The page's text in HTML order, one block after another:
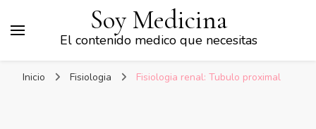
Soy Medicina
El contenido medico que necesitas
Inicio Fisiologia Fisiologia renal: Tubulo proximal